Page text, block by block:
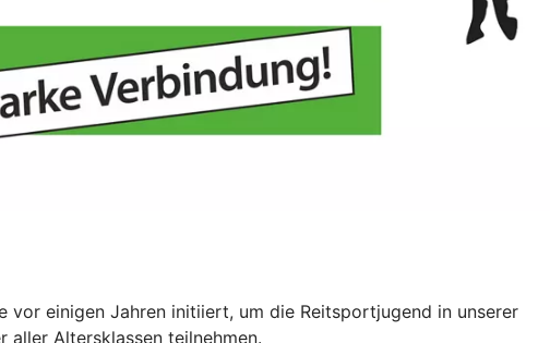
vor einigen Jahren initiiert, um die Reitsportjugend in unserer
Altersklassen teilnehmen.